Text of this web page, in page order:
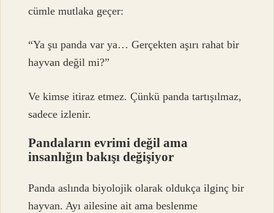
cümle mutlaka geçer:
“Ya şu panda var ya… Gerçekten aşırı rahat bir
hayvan değil mi?”
Ve kimse itiraz etmez. Çünkü panda tartışılmaz,
sadece izlenir.
Pandaların evrimi değil ama
insanlığın bakışı değişiyor
Panda aslında biyolojik olarak oldukça ilginç bir
hayvan. Ayı ailesine ait ama beslenme